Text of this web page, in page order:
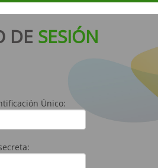
DE SESIÓN
Único: